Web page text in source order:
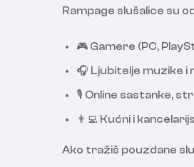
Rampage slušalice su
🎮 Gamere (PC,
🎧 Ljubitelje muzike i
🎙️ Online sastanke,
👨‍💻 Kućni i
Ako tražiš pouzdane